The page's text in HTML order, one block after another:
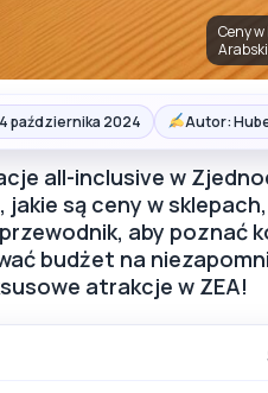
Ceny
października 2024 Autor:
all-inclusive w
jakie są ceny w
aby poznać
budżet na
atrakcje w ZEA!